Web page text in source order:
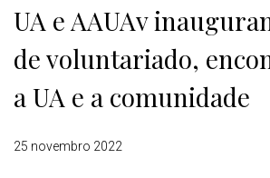
UA e AAUAv
de voluntariado,
a UA e a comunidade
25 novembro 2022